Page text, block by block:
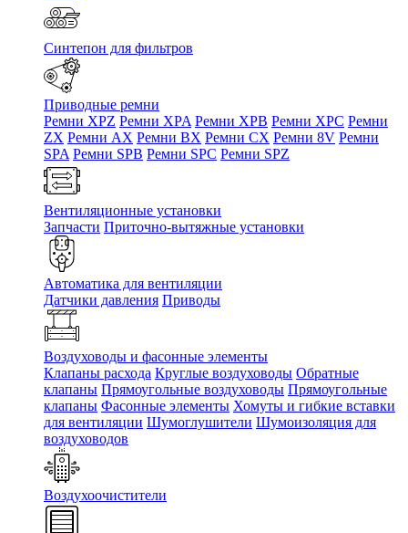
Синтепон для фильтров
Приводные ремни
Ремни XPZ Ремни XPA Ремни XPB Ремни XPC Ремни
ZX Ремни AX Ремни BX Ремни CX Ремни 8V Ремни
SPA Ремни SPB Ремни SPC Ремни SPZ
Вентиляционные установки
Запчасти Приточно-вытяжные установки
Автоматика для вентиляции
Датчики давления Приводы
Воздуховоды и фасонные элементы
Клапаны расхода Круглые воздуховоды Обратные
клапаны Прямоугольные воздуховоды Прямоугольные
клапаны Фасонные элементы Хомуты и гибкие вставки
для вентиляции Шумоглушители Шумоизоляция для
воздуховодов
Воздухоочистители